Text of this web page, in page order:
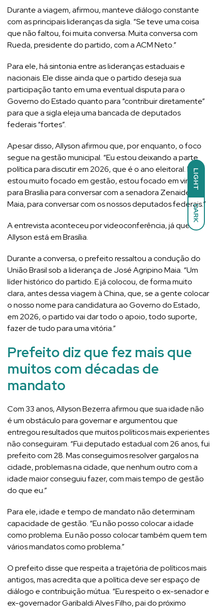
LIGHT
DARK
Durante a viagem, afirmou, manteve diálogo constante
com as principais lideranças da sigla. “Se teve uma coisa
que não faltou, foi muita conversa. Muita conversa com
Rueda, presidente do partido, com a ACM Neto.”
Para ele, há sintonia entre as lideranças estaduais e
nacionais. Ele disse ainda que o partido deseja sua
participação tanto em uma eventual disputa para o
Governo do Estado quanto para “contribuir diretamente”
para que a sigla eleja uma bancada de deputados
federais “fortes”.
Apesar disso, Allyson afirmou que, por enquanto, o foco
segue na gestão municipal. “Eu estou deixando a parte
política para discutir em 2026, que é o ano eleitoral. Eu
estou muito focado em gestão, estou focado em vir aqui
para Brasília para conversar com a senadora Zenaide
Maia, para conversar com os nossos deputados federais.”
A entrevista aconteceu por videoconferência, já que
Allyson está em Brasília.
Durante a conversa, o prefeito ressaltou a condução do
União Brasil sob a liderança de José Agripino Maia. “Um
líder histórico do partido. E já colocou, de forma muito
clara, antes dessa viagem à China, que, se a gente colocar
o nosso nome para candidatura ao Governo do Estado,
em 2026, o partido vai dar todo o apoio, todo suporte,
fazer de tudo para uma vitória.”
Prefeito diz que fez mais que
muitos com décadas de
mandato
Com 33 anos, Allyson Bezerra afirmou que sua idade não
é um obstáculo para governar e argumentou que
entregou resultados que muitos políticos mais experientes
não conseguiram. “Fui deputado estadual com 26 anos, fui
prefeito com 28. Mas conseguimos resolver gargalos na
cidade, problemas na cidade, que nenhum outro com a
idade maior conseguiu fazer, com mais tempo de gestão
do que eu.”
Para ele, idade e tempo de mandato não determinam
capacidade de gestão. “Eu não posso colocar a idade
como problema. Eu não posso colocar também quem tem
vários mandatos como problema.”
O prefeito disse que respeita a trajetória de políticos mais
antigos, mas acredita que a política deve ser espaço de
diálogo e contribuição mútua. “Eu respeito o ex-senador e
ex-governador Garibaldi Alves Filho, pai do próximo